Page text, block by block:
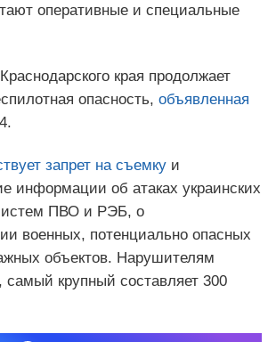
оперативные и специальные
края продолжает
опасность, объявленная
запрет на съемку и
информации об атаках украинских
ПВО и РЭБ, о
военных, потенциально опасных
объектов. Нарушителям
, самый крупный составляет 300